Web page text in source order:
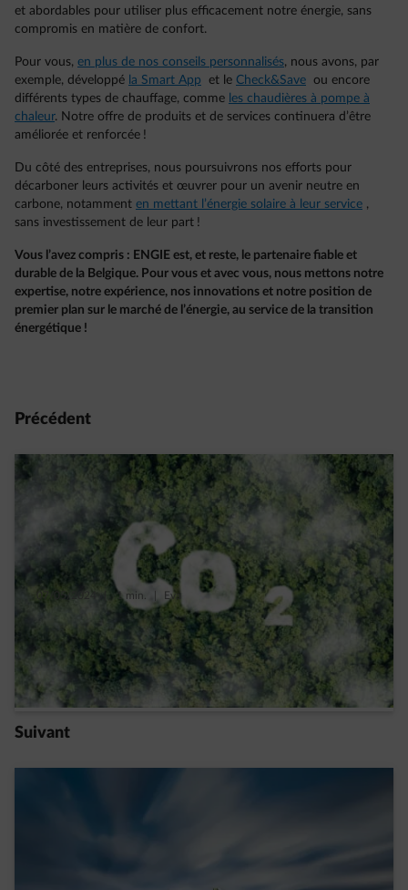
et abordables pour utiliser plus efficacement notre énergie, sans
compromis en matière de confort.
Pour vous, en plus de nos conseils personnalisés, nous avons, par
exemple, développé la Smart App et le Check&Save ou encore
différents types de chauffage, comme les chaudières à pompe à
chaleur. Notre offre de produits et de services continuera d’être
améliorée et renforcée !
Du côté des entreprises, nous poursuivrons nos efforts pour
décarboner leurs activités et œuvrer pour un avenir neutre en
carbone, notamment en mettant l’énergie solaire à leur service ,
sans investissement de leur part !
Vous l’avez compris : ENGIE est, et reste, le partenaire fiable et
durable de la Belgique. Pour vous et avec vous, nous mettons notre
expertise, notre expérience, nos innovations et notre position de
premier plan sur le marché de l’énergie, au service de la transition
énergétique !
Précédent
07/05/2024 1 min. Eva
Ô CO2, quels sont tes « secrets » bien
gardés ?
Read more
Suivant